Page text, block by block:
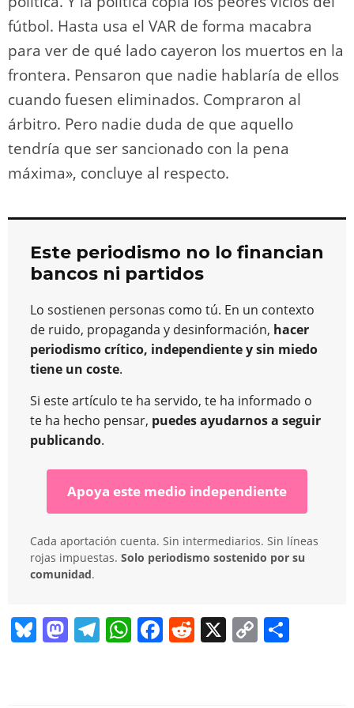
fútbol. Hasta usa el VAR de forma macabra
para ver de qué lado cayeron los muertos en la
frontera. Pensaron que nadie hablaría de ellos
cuando fuesen eliminados. Compraron al
árbitro. Pero nadie duda de que aquello
tendría que ser sancionado con la pena
máxima», concluye al respecto.
Este periodismo no lo financian
bancos ni partidos
Lo sostienen personas como tú. En un contexto
de ruido, propaganda y desinformación, hacer
periodismo crítico, independiente y sin miedo
tiene un coste.
Si este artículo te ha servido, te ha informado o
te ha hecho pensar, puedes ayudarnos a seguir
publicando.
Apoya este medio independiente
Cada aportación cuenta. Sin intermediarios. Sin líneas
rojas impuestas. Solo periodismo sostenido por su
comunidad.
Bl M T
W F
R
X
C